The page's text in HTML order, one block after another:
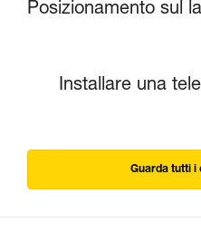
Posizionamento sul
Installare una
Guarda tutti i